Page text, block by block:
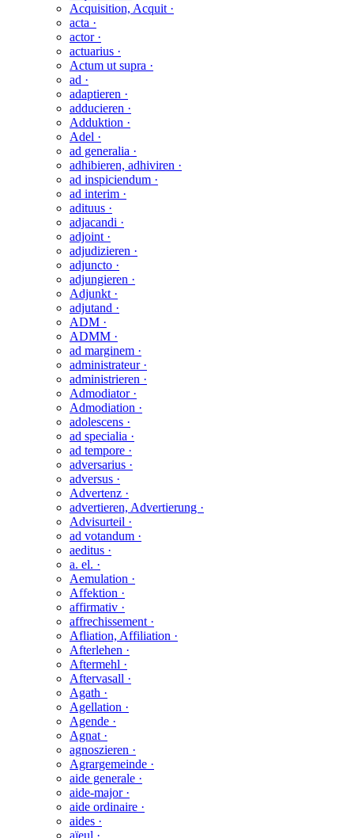
Acquisition, Acquit ·
acta ·
actor ·
actuarius ·
Actum ut supra ·
ad ·
adaptieren ·
adducieren ·
Adduktion ·
Adel ·
ad generalia ·
adhibieren, adhiviren ·
ad inspiciendum ·
ad interim ·
adituus ·
adjacandi ·
adjoint ·
adjudizieren ·
adjuncto ·
adjungieren ·
Adjunkt ·
adjutand ·
ADM ·
ADMM ·
ad marginem ·
administrateur ·
administrieren ·
Admodiator ·
Admodiation ·
adolescens ·
ad specialia ·
ad tempore ·
adversarius ·
adversus ·
Advertenz ·
advertieren, Advertierung ·
Advisurteil ·
ad votandum ·
aeditus ·
a. el. ·
Aemulation ·
Affektion ·
affirmativ ·
affrechissement ·
Afliation, Affiliation ·
Afterlehen ·
Aftermehl ·
Aftervasall ·
Agath ·
Agellation ·
Agende ·
Agnat ·
agnoszieren ·
Agrargemeinde ·
aide generale ·
aide-major ·
aide ordinaire ·
aides ·
aïeul ·